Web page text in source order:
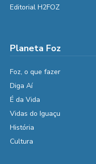
Editorial H2FOZ
Planeta Foz
Foz, o que fazer
Diga Aí
É da Vida
Vidas do Iguaçu
História
Cultura